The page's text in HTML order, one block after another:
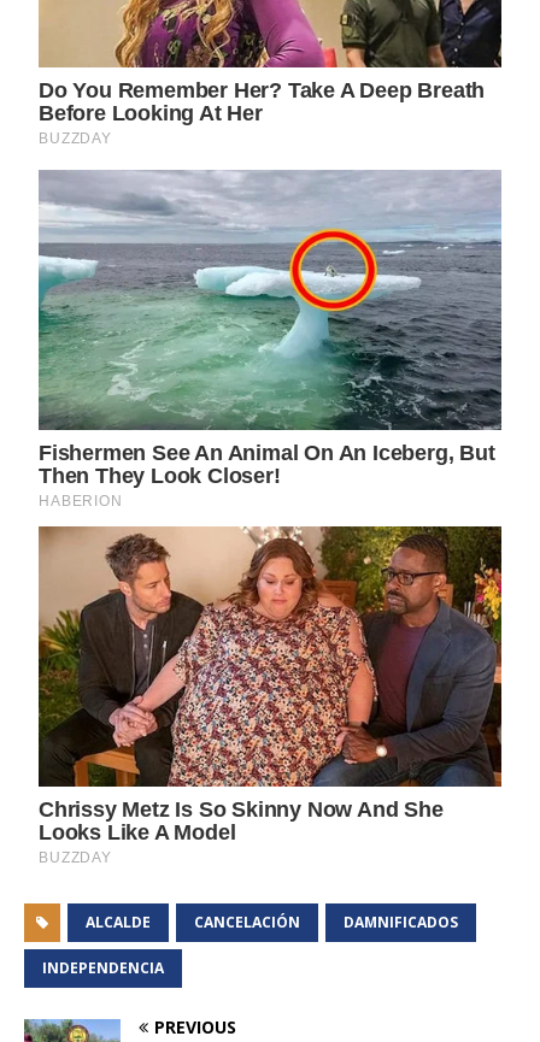
ALCALDE CANCELACIÓN DAMNIFICADOS
INDEPENDENCIA
PREVIOUS